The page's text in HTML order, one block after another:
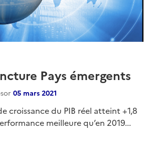
Pays émergents
05 mars 2021
croissance du PIB réel atteint +1,8
meilleure qu’en 2019...